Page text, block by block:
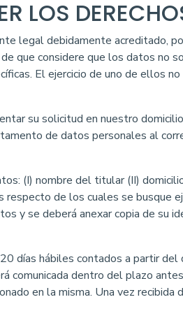
LOS
legal debidamente acreditado,
que considere que los datos no
El ejercicio de uno de ellos
su solicitud en nuestro
de datos personales al
(I) nombre del titular (II)
respecto de los cuales se
y se deberá anexar copia de su
días hábiles contados a partir del
comunicada dentro del plazo
en la misma. Una vez